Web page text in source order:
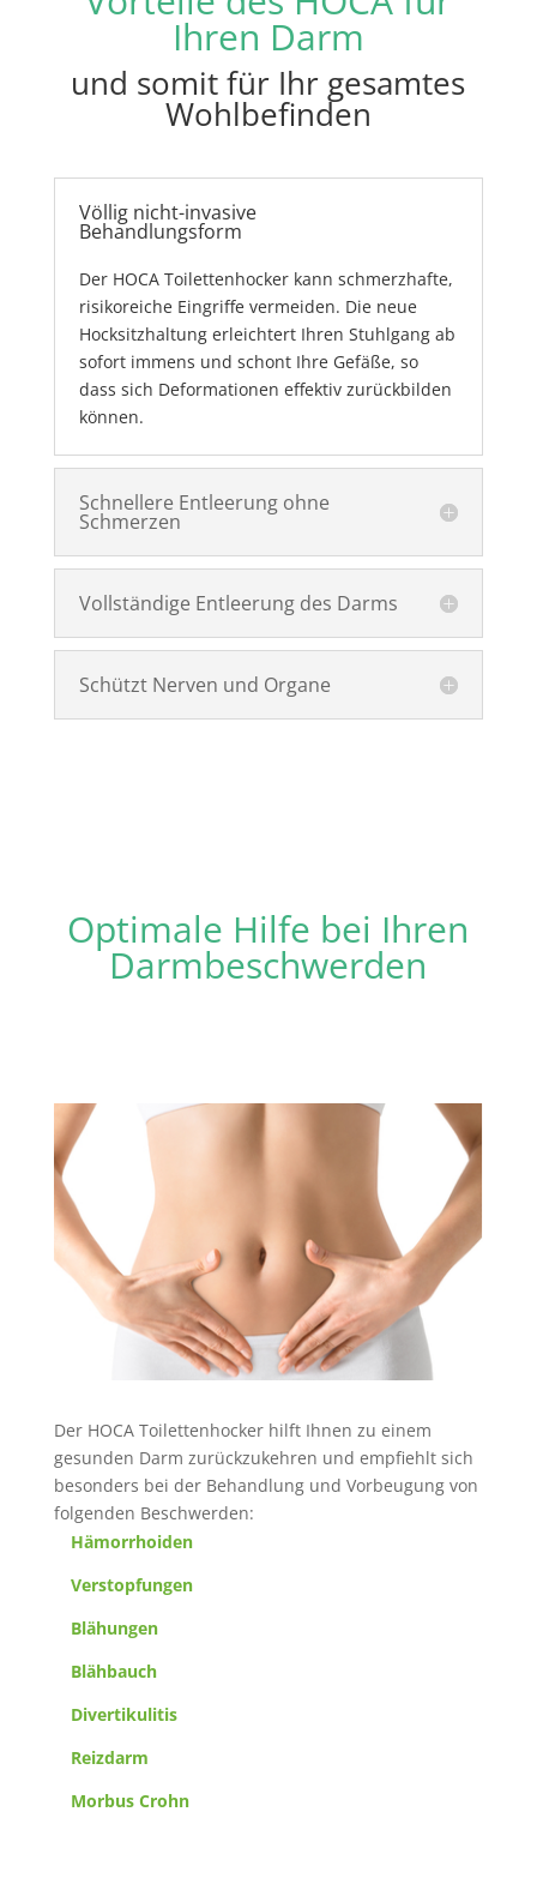
Ihren Darm
und somit für Ihr gesamtes
Wohlbefinden
Völlig nicht-invasive
Behandlungsform
Der HOCA Toilettenhocker kann schmerzhafte,
risikoreiche Eingriffe vermeiden. Die neue
Hocksitzhaltung erleichtert Ihren Stuhlgang ab
sofort immens und schont Ihre Gefäße, so
dass sich Deformationen effektiv zurückbilden
können.
Schnellere Entleerung ohne
Schmerzen
Vollständige Entleerung des Darms
Schützt Nerven und Organe
Optimale Hilfe bei Ihren
Darmbeschwerden
Der HOCA Toilettenhocker hilft Ihnen zu einem
gesunden Darm zurückzukehren und empfiehlt sich
besonders bei der Behandlung und Vorbeugung von
folgenden Beschwerden:
Hämorrhoiden
Verstopfungen
Blähungen
Blähbauch
Divertikulitis
Reizdarm
Morbus Crohn